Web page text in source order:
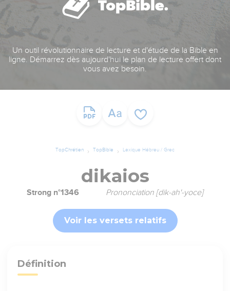
Un outil révolutionnaire de lecture et d'étude de la Bible en
ligne. Démarrez dès aujourd'hui le plan de lecture offert dont
vous avez besoin.
TopChrétien TopBible Lexique Hébreu / Grec
dikaios
Strong n°1346 Prononciation [dik-ah'-yoce]
Voir les versets relatifs
Définition